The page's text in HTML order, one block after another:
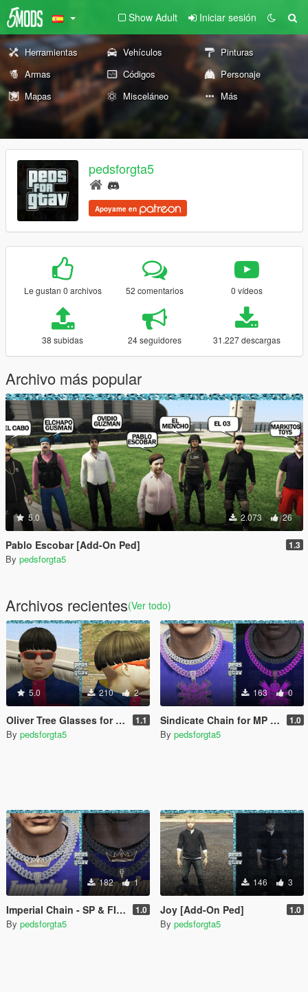
Show Adult Iniciar sesión
Herramientas Vehículos
Pinturas
Armas
Códigos
Personaje
Mapas
Misceláneo Más
pedsforgta5
Apoyame en
Le gustan 0 archivos 52 comentarios 0 vídeos
38 subidas 24 seguidores 31.227 descargas
Archivo más popular
5.0 2.073 26
Pablo Escobar [Add-On Ped] 1.3
By pedsforgta5
Archivos recientes(Ver todo)
5.0 210 2
Oliver Tree Glasses for MP Male 1.1
By pedsforgta5
163 0
Sindicate Chain for MP Male 1.0
By pedsforgta5
182 1
Imperial Chain - SP & FIVEM - MP Male 1.0
By pedsforgta5
146 3
Joy [Add-On Ped] 1.0
By pedsforgta5